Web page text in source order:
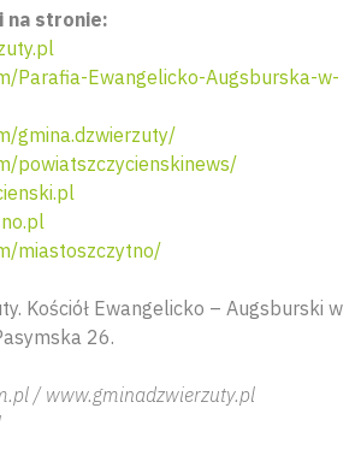
na stronie:
Parafia-Ewangelicko-Augsburska-w-
gmina.dzwierzuty/
powiatszczycienskinews/
miastoszczytno/
Kościół Ewangelicko – Augsburski w
26.
/ www.gminadzwierzuty.pl